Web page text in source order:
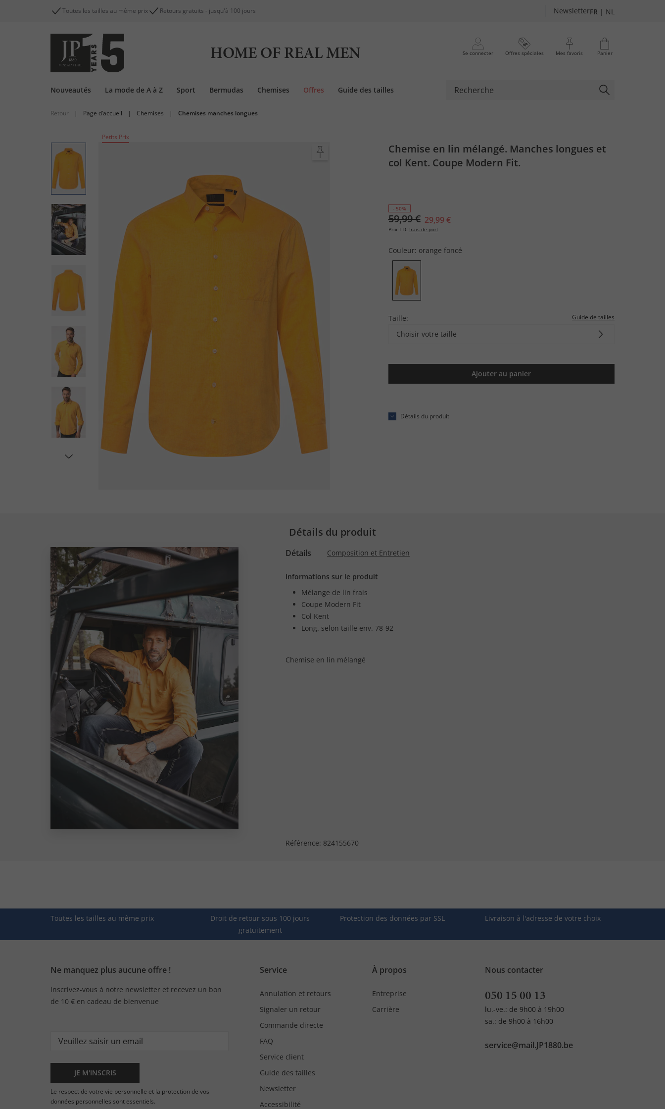
Toutes les tailles au même prix Retours gratuits - jusqu'à 100 jours NewsletterFR | NL
HOME OF REAL MEN Se connecter Offres spéciales Mes favoris Panier
Nouveautés La mode de A à Z Sport Bermudas Chemises Offres Guide des tailles
Retour | Page d’accueil | Chemises | Chemises manches longues
Petits Prix
Chemise en lin mélangé. Manches longues et
col Kent. Coupe Modern Fit.
- 50%
59,99 € 29,99 €
Prix TTC frais de port
Couleur: orange foncé
Taille: Guide de tailles
Choisir votre taille
Ajouter au panier
Détails du produit
Détails du produit
Détails Composition et Entretien
Informations sur le produit
Mélange de lin frais
Coupe Modern Fit
Col Kent
Long. selon taille env. 78-92
Chemise en lin mélangé
Référence: 824155670
Toutes les tailles au même prix
Droit de retour sous 100 jours
gratuitement
Protection des données par SSL Livraison à l'adresse de votre choix
Ne manquez plus aucune offre !
Inscrivez-vous à notre newsletter et recevez un bon
de 10 € en cadeau de bienvenue
JE M'INSCRIS
Le respect de votre vie personnelle et la protection de vos
données personnelles sont essentiels.
Service
Annulation et retours
Signaler un retour
Commande directe
FAQ
Service client
Guide des tailles
Newsletter
Accessibilité
À propos
Entreprise
Carrière
Nous contacter
050 15 00 13
lu.-ve.: de 9h00 à 19h00
sa.: de 9h00 à 16h00
service@mail.JP1880.be